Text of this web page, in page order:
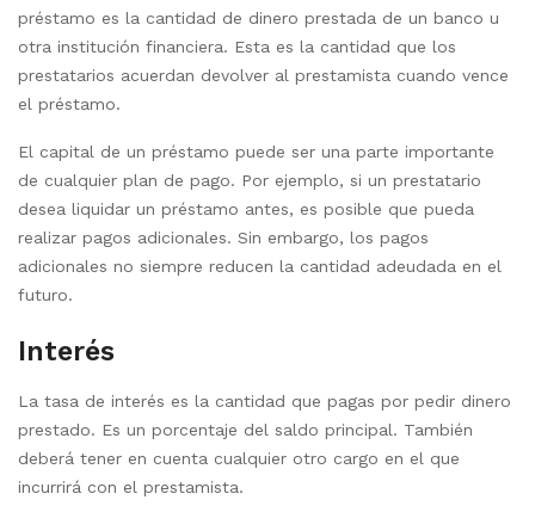
préstamo es la cantidad de dinero prestada de un banco u
otra institución financiera. Esta es la cantidad que los
prestatarios acuerdan devolver al prestamista cuando vence
el préstamo.
El capital de un préstamo puede ser una parte importante
de cualquier plan de pago. Por ejemplo, si un prestatario
desea liquidar un préstamo antes, es posible que pueda
realizar pagos adicionales. Sin embargo, los pagos
adicionales no siempre reducen la cantidad adeudada en el
futuro.
Interés
La tasa de interés es la cantidad que pagas por pedir dinero
prestado. Es un porcentaje del saldo principal. También
deberá tener en cuenta cualquier otro cargo en el que
incurrirá con el prestamista.